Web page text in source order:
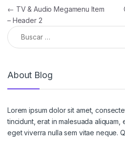
Navegación de
← TV & Audio Megamenu Item
– Header 2
Buscar:
About Blog
Lorem ipsum dolor sit amet,
tincidunt, erat in malesuada aliquam,
eget viverra nulla sem vitae neque.